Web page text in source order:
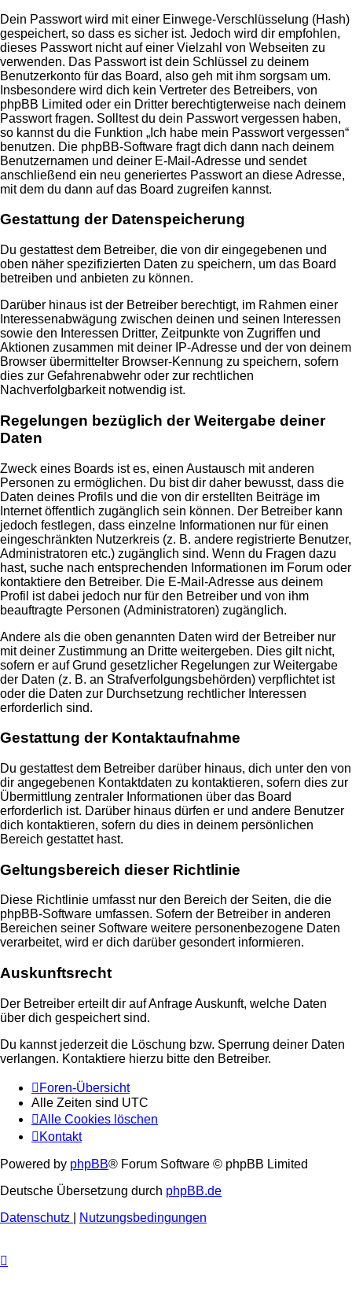
Dein Passwort wird mit einer Einwege-Verschlüsselung (Hash)
gespeichert, so dass es sicher ist. Jedoch wird dir empfohlen,
dieses Passwort nicht auf einer Vielzahl von Webseiten zu
verwenden. Das Passwort ist dein Schlüssel zu deinem
Benutzerkonto für das Board, also geh mit ihm sorgsam um.
Insbesondere wird dich kein Vertreter des Betreibers, von
phpBB Limited oder ein Dritter berechtigterweise nach deinem
Passwort fragen. Solltest du dein Passwort vergessen haben,
so kannst du die Funktion „Ich habe mein Passwort vergessen“
benutzen. Die phpBB-Software fragt dich dann nach deinem
Benutzernamen und deiner E-Mail-Adresse und sendet
anschließend ein neu generiertes Passwort an diese Adresse,
mit dem du dann auf das Board zugreifen kannst.
Gestattung der Datenspeicherung
Du gestattest dem Betreiber, die von dir eingegebenen und
oben näher spezifizierten Daten zu speichern, um das Board
betreiben und anbieten zu können.
Darüber hinaus ist der Betreiber berechtigt, im Rahmen einer
Interessenabwägung zwischen deinen und seinen Interessen
sowie den Interessen Dritter, Zeitpunkte von Zugriffen und
Aktionen zusammen mit deiner IP-Adresse und der von deinem
Browser übermittelter Browser-Kennung zu speichern, sofern
dies zur Gefahrenabwehr oder zur rechtlichen
Nachverfolgbarkeit notwendig ist.
Regelungen bezüglich der Weitergabe deiner
Daten
Zweck eines Boards ist es, einen Austausch mit anderen
Personen zu ermöglichen. Du bist dir daher bewusst, dass die
Daten deines Profils und die von dir erstellten Beiträge im
Internet öffentlich zugänglich sein können. Der Betreiber kann
jedoch festlegen, dass einzelne Informationen nur für einen
eingeschränkten Nutzerkreis (z. B. andere registrierte Benutzer,
Administratoren etc.) zugänglich sind. Wenn du Fragen dazu
hast, suche nach entsprechenden Informationen im Forum oder
kontaktiere den Betreiber. Die E-Mail-Adresse aus deinem
Profil ist dabei jedoch nur für den Betreiber und von ihm
beauftragte Personen (Administratoren) zugänglich.
Andere als die oben genannten Daten wird der Betreiber nur
mit deiner Zustimmung an Dritte weitergeben. Dies gilt nicht,
sofern er auf Grund gesetzlicher Regelungen zur Weitergabe
der Daten (z. B. an Strafverfolgungsbehörden) verpflichtet ist
oder die Daten zur Durchsetzung rechtlicher Interessen
erforderlich sind.
Gestattung der Kontaktaufnahme
Du gestattest dem Betreiber darüber hinaus, dich unter den von
dir angegebenen Kontaktdaten zu kontaktieren, sofern dies zur
Übermittlung zentraler Informationen über das Board
erforderlich ist. Darüber hinaus dürfen er und andere Benutzer
dich kontaktieren, sofern du dies in deinem persönlichen
Bereich gestattet hast.
Geltungsbereich dieser Richtlinie
Diese Richtlinie umfasst nur den Bereich der Seiten, die die
phpBB-Software umfassen. Sofern der Betreiber in anderen
Bereichen seiner Software weitere personenbezogene Daten
verarbeitet, wird er dich darüber gesondert informieren.
Auskunftsrecht
Der Betreiber erteilt dir auf Anfrage Auskunft, welche Daten
über dich gespeichert sind.
Du kannst jederzeit die Löschung bzw. Sperrung deiner Daten
verlangen. Kontaktiere hierzu bitte den Betreiber.
Foren-Übersicht
Alle Zeiten sind UTC
Alle Cookies löschen
Kontakt
Powered by phpBB® Forum Software © phpBB Limited
Deutsche Übersetzung durch phpBB.de
Datenschutz
Nutzungsbedingungen